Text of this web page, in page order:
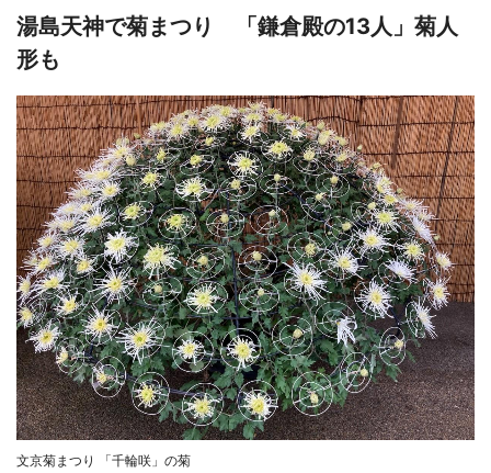
湯島天神で菊まつり 「鎌倉殿の13人」菊人
形も
文京菊まつり 「千輪咲」の菊